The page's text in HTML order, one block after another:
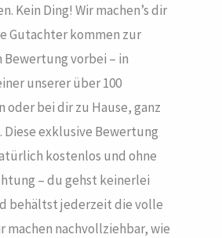
Kein Ding! Wir machen’s dir
Gutachter kommen zur
Bewertung vorbei – in
unserer über 100
oder bei dir zu Hause, ganz
exklusive Bewertung
kostenlos und ohne
– du gehst keinerlei
behältst jederzeit die volle
machen nachvollziehbar, wie